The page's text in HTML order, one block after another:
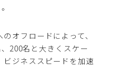
オフロードによって、
200名と大きくスケー
ビジネススピードを加速